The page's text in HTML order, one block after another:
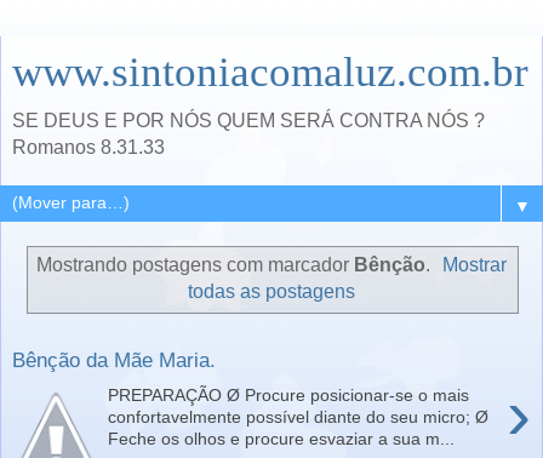
www.sintoniacomaluz.com.br
SE DEUS E POR NÓS QUEM SERÁ CONTRA NÓS ?
Romanos 8.31.33
▼
Mostrando postagens com marcador Bênção.
Mostrar
todas as postagens
Bênção da Mãe Maria.
›
PREPARAÇÃO Ø Procure posicionar-se o mais
confortavelmente possível diante do seu micro; Ø
Feche os olhos e procure esvaziar a sua m...